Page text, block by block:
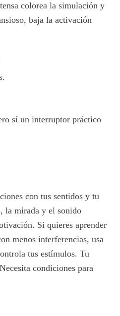
colorea la simulación y
baja la activación
sí un interruptor práctico
con tus sentidos y tu
la mirada y el sonido
Si quieres aprender
menos interferencias, usa
tus estímulos. Tu
condiciones para